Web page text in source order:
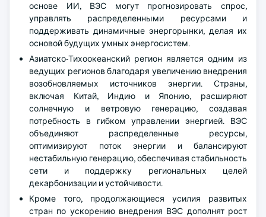
основе ИИ, ВЭС могут прогнозировать спрос,
управлять распределенными ресурсами и
поддерживать динамичные энергорынки, делая их
основой будущих умных энергосистем.
Азиатско-Тихоокеанский регион является одним из
ведущих регионов благодаря увеличению внедрения
возобновляемых источников энергии. Страны,
включая Китай, Индию и Японию, расширяют
солнечную и ветровую генерацию, создавая
потребность в гибком управлении энергией. ВЭС
объединяют распределенные ресурсы,
оптимизируют поток энергии и балансируют
нестабильную генерацию, обеспечивая стабильность
сети и поддержку региональных целей
декарбонизации и устойчивости.
Кроме того, продолжающиеся усилия развитых
стран по ускорению внедрения ВЭС дополнят рост